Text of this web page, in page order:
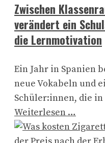
Zwischen
verändert ein
die Lernmotivation
Ein Jahr in Spanien
neue Vokabeln und
Schüler:innen, die in
Weiterlesen …